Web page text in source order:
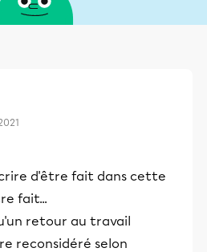
d'être fait dans cette
fait...
retour au travail
reconsidéré selon